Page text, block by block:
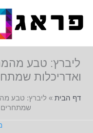
לתוכן
ליברץ: טבע
ואדריכלות
דף הבית » ליברץ: טבע
שמתחרים